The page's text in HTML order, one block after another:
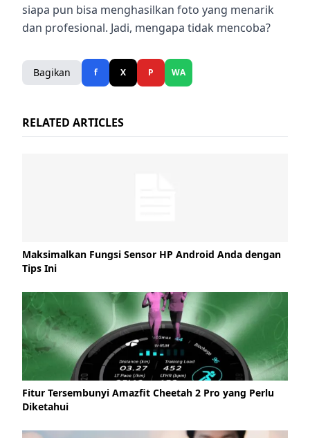
siapa pun bisa menghasilkan foto yang menarik
dan profesional. Jadi, mengapa tidak mencoba?
Bagikan f X P WA
RELATED ARTICLES
Maksimalkan Fungsi Sensor HP Android Anda dengan
Tips Ini
Fitur Tersembunyi Amazfit Cheetah 2 Pro yang Perlu
Diketahui